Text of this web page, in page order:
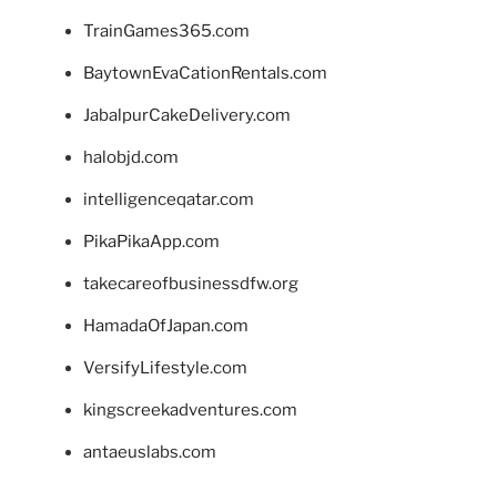
TrainGames365.com
BaytownEvaCationRentals.com
JabalpurCakeDelivery.com
halobjd.com
intelligenceqatar.com
PikaPikaApp.com
takecareofbusinessdfw.org
HamadaOfJapan.com
VersifyLifestyle.com
kingscreekadventures.com
antaeuslabs.com